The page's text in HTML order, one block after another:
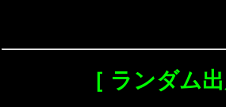
［ ランダム出